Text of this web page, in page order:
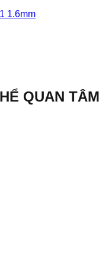
1.6mm
QUAN TÂM